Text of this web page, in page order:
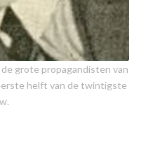
grote propagandisten van
helft van de twintigste